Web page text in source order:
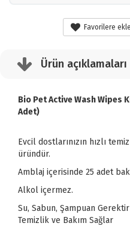
Favorilere ekle
Ürün açıklamaları
Bio Pet Active Wash Wipes
Adet)
Evcil dostlarınızın hızlı
üründür.
Amblaj içerisinde 25 adet
Alkol içermez.
Su, Sabun, Şampuan
Temizlik ve Bakım Sağlar